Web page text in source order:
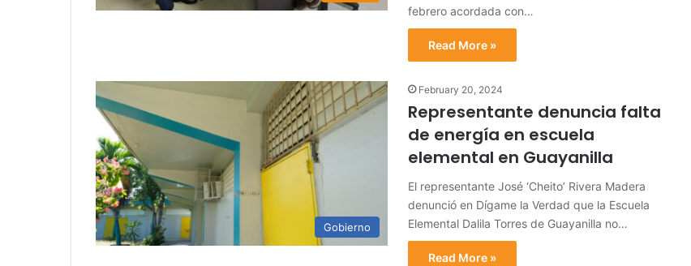
febrero acordada con…
Read More »
Gobierno
February 20, 2024
Representante denuncia falta
de energía en escuela
elemental en Guayanilla
El representante José ‘Cheito’ Rivera Madera
denunció en Dígame la Verdad que la Escuela
Elemental Dalila Torres de Guayanilla no…
Read More »